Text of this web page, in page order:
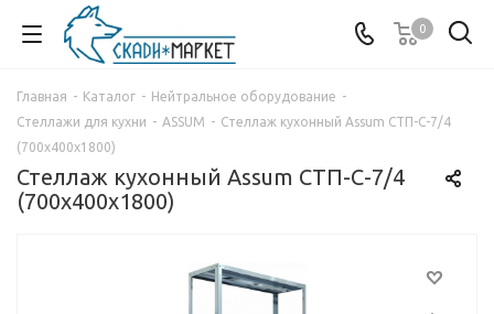
0
Главная - Каталог - Нейтральное оборудование -
Стеллажи для кухни - ASSUM - Стеллаж кухонный Assum СТП-С-7/4
(700х400х1800)
Стеллаж кухонный Assum СТП-С-7/4
(700х400х1800)